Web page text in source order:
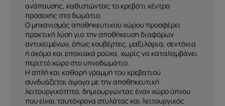
ανάπαυσης, καθιστώντας το κρεβάτι κέντρο
προσοχής στο δωμάτιο.
Ο μηχανισμός αποθηκευτικού χώρου προσφέρει
πρακτική λύση για την αποθήκευση διαφόρων
αντικειμένων, όπως κουβέρτες, μαξιλάρια, σεντόνια
ή ακόμα και εποχιακά ρούχα, χωρίς να καταλαμβάνει
περιττό χώρο στο υπνοδωμάτιο.
Η απλή και καθαρή γραμμή του κρεβατιού
συνδυάζεται άψογα με την αποθηκευτική
λειτουργικότητα, δημιουργώντας έναν χώρο ύπνου
που είναι ταυτόχρονα στυλάτος και λειτουργικός